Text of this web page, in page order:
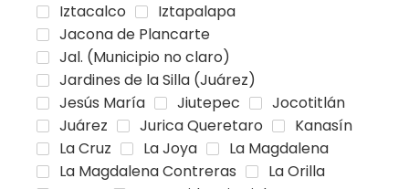
Iztacalco
Iztapalapa
Jacona de Plancarte
Jal. (Municipio no claro)
Jardines de la Silla (Juárez)
Jesús María
Jiutepec
Jocotitlán
Juárez
Jurica Queretaro
Kanasín
La Cruz
La Joya
La Magdalena
La Magdalena Contreras
La Orilla